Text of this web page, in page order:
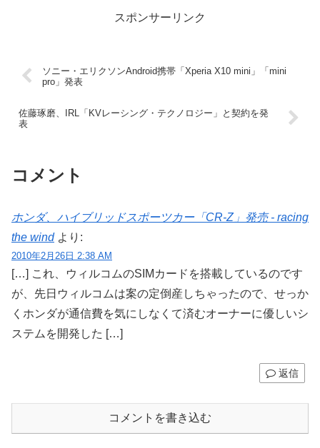
スポンサーリンク
ソニー・エリクソンAndroid携帯「Xperia X10 mini」「mini
pro」発表
佐藤琢磨、IRL「KVレーシング・テクノロジー」と契約を発
表
コメント
ホンダ、ハイブリッドスポーツカー「CR-Z」発売 - racing
the wind より:
2010年2月26日 2:38 AM
[…] これ、ウィルコムのSIMカードを搭載しているのです
が、先日ウィルコムは案の定倒産しちゃったので、せっか
くホンダが通信費を気にしなくて済むオーナーに優しいシ
ステムを開発した […]
返信
コメントを書き込む